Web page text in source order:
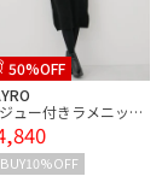
50%OFF
ュー付きラメニット
ピース